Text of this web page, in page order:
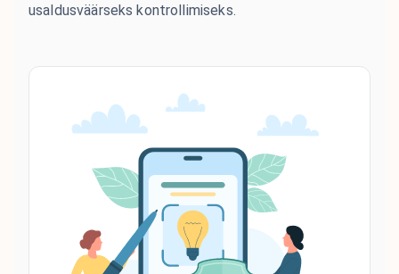
usaldusväärseks kontrollimiseks.